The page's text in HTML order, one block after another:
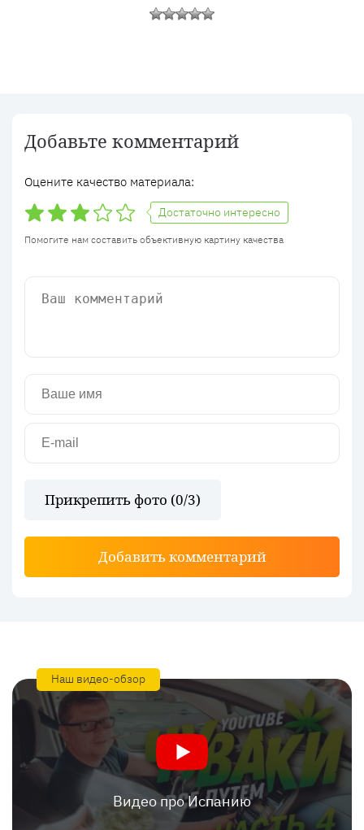
Добавьте комментарий
Оцените качество материала:
Достаточно интересно
Помогите нам составить объективную картину качества
Прикрепить фото (0/3)
Добавить комментарий
Наш видео-обзор
Видео про Испанию